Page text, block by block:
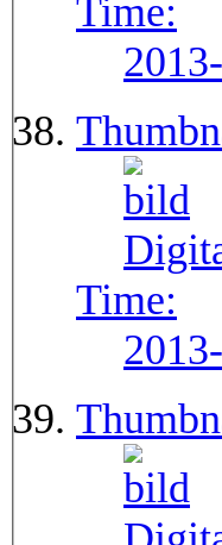
Time:
Time: